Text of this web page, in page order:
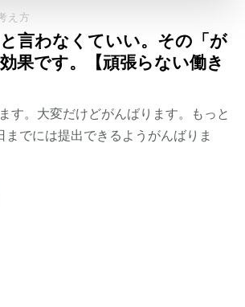
え方
と言わなくていい。その「が
果です。【頑張らない働き
す。大変だけどがんばります。もっと
でには提出できるようがんばりま